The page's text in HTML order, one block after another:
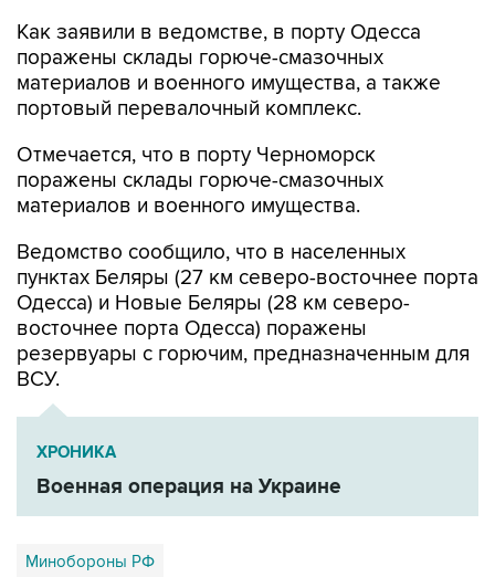
Как заявили в ведомстве, в порту Одесса
поражены склады горюче-смазочных
материалов и военного имущества, а также
портовый перевалочный комплекс.
Отмечается, что в порту Черноморск
поражены склады горюче-смазочных
материалов и военного имущества.
Ведомство сообщило, что в населенных
пунктах Беляры (27 км северо-восточнее порта
Одесса) и Новые Беляры (28 км северо-
восточнее порта Одесса) поражены
резервуары с горючим, предназначенным для
ВСУ.
ХРОНИКА
Военная операция на Украине
Минобороны РФ